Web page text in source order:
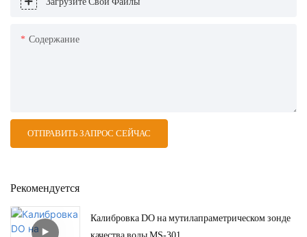
Содержание
ОТПРАВИТЬ ЗАПРОС СЕЙЧАС
Рекомендуется
Калибровка DO на мутилапраметрическом зонде